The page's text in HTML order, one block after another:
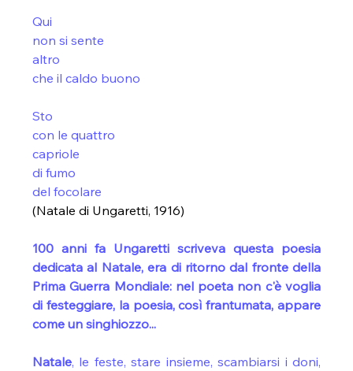
Qui
non si sente
altro
che il caldo buono
Sto
con le quattro
capriole
di fumo
del focolare
(Natale di Ungaretti, 1916)
100 anni fa Ungaretti scriveva questa poesia
dedicata al Natale, era di ritorno dal fronte della
Prima Guerra Mondiale: nel poeta non c'è voglia
di festeggiare, la poesia, così frantumata, appare
come un singhiozzo...
Natale, le feste, stare insieme, scambiarsi i doni,